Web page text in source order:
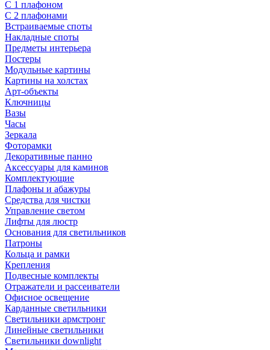
С 1 плафоном
С 2 плафонами
Встраиваемые споты
Накладные споты
Предметы интерьера
Постеры
Модульные картины
Картины на холстах
Арт-объекты
Ключницы
Вазы
Часы
Зеркала
Фоторамки
Декоративные панно
Аксессуары для каминов
Комплектующие
Плафоны и абажуры
Средства для чистки
Управление светом
Лифты для люстр
Основания для светильников
Патроны
Кольца и рамки
Крепления
Подвесные комплекты
Отражатели и рассеиватели
Офисное освещение
Карданные светильники
Светильники армстронг
Линейные светильники
Светильники downlight